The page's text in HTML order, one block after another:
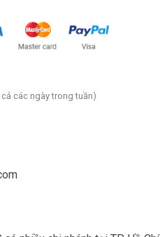
cả các ngày trong tuần)